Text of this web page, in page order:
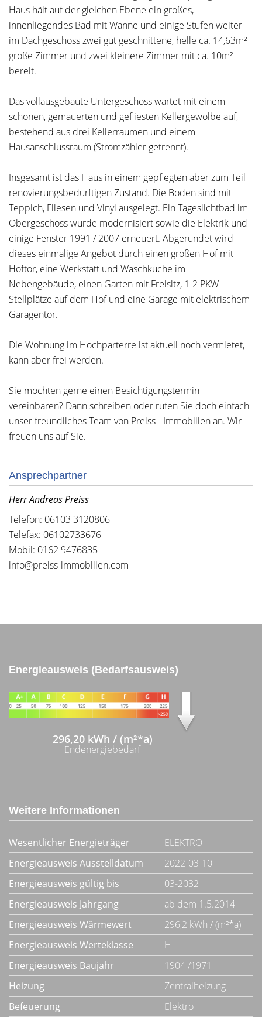
Haus hält auf der gleichen Ebene ein großes,
innenliegendes Bad mit Wanne und einige Stufen weiter
im Dachgeschoss zwei gut geschnittene, helle ca. 14,63m²
große Zimmer und zwei kleinere Zimmer mit ca. 10m²
bereit.
Das vollausgebaute Untergeschoss wartet mit einem
schönen, gemauerten und gefliesten Kellergewölbe auf,
bestehend aus drei Kellerräumen und einem
Hausanschlussraum (Stromzähler getrennt).
Insgesamt ist das Haus in einem gepflegten aber zum Teil
renovierungsbedürftigen Zustand. Die Böden sind mit
Teppich, Fliesen und Vinyl ausgelegt. Ein Tageslichtbad im
Obergeschoss wurde modernisiert sowie die Elektrik und
einige Fenster 1991 / 2007 erneuert. Abgerundet wird
dieses einmalige Angebot durch einen großen Hof mit
Hoftor, eine Werkstatt und Waschküche im
Nebengebäude, einen Garten mit Freisitz, 1-2 PKW
Stellplätze auf dem Hof und eine Garage mit elektrischem
Garagentor.
Die Wohnung im Hochparterre ist aktuell noch vermietet,
kann aber frei werden.
Sie möchten gerne einen Besichtigungstermin
vereinbaren? Dann schreiben oder rufen Sie doch einfach
unser freundliches Team von Preiss - Immobilien an. Wir
freuen uns auf Sie.
Ansprechpartner
Herr Andreas Preiss
Telefon: 06103 3120806
Telefax: 06102733676
Mobil: 0162 9476835
info@preiss-immobilien.com
Energieausweis (Bedarfsausweis)
296,20 kWh / (m²*a)
Endenergiebedarf
Weitere Informationen
Wesentlicher Energieträger
ELEKTRO
Energieausweis Ausstelldatum
2022-03-10
Energieausweis gültig bis
03-2032
Energieausweis Jahrgang
ab dem 1.5.2014
Energieausweis Wärmewert
296,2 kWh / (m²*a)
Energieausweis Werteklasse
H
Energieausweis Baujahr
1904 /1971
Heizung
Zentralheizung
Befeuerung
Elektro